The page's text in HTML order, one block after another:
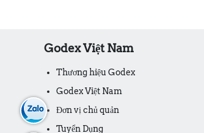
Godex Việt Nam
Thương hiệu Godex
Godex Việt Nam
Đơn vị chủ quản
Tuyển Dụng